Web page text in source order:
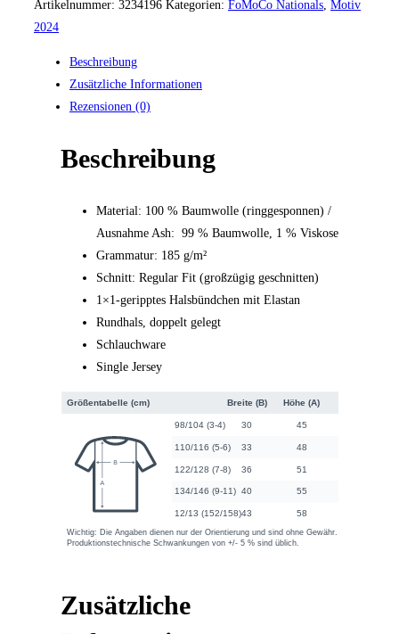
Artikelnummer: 3234196 Kategorien: FoMoCo Nationals Motiv
2024
Beschreibung
Zusätzliche Informationen
Rezensionen (0)
Beschreibung
Material: 100 % Baumwolle (ringgesponnen) /
Ausnahme Ash: 99 % Baumwolle, 1 % Viskose
Grammatur: 185 g/m²
Schnitt: Regular Fit (großzügig geschnitten)
1×1-geripptes Halsbündchen mit Elastan
Rundhals, doppelt gelegt
Schlauchware
Single Jersey
Zusätzliche